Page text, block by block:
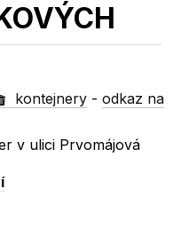
kontejnery -odkaz na
v ulici Prvomájová